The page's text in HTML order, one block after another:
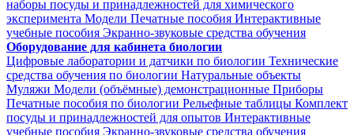
наборы посуды и принадлежностей для химического
эксперимента Модели Печатные пособия Интерактивные
учебные пособия Экранно-звуковые средства обучения
Оборудование для кабинета биологии
Цифровые лаборатории и датчики по биологии Технические
средства обучения по биологии Натуральные объекты
Муляжи Модели (объёмные) демонстрационные Приборы
Печатные пособия по биологии Рельефные таблицы Комплект
посуды и принадлежностей для опытов Интерактивные
учебные пособия Экранно-звуковые средства обучения